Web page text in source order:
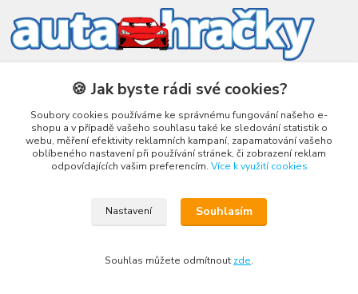
Honza Adámek
+420 775 231 066
(Po-Ne, 9-21 hod.)
honza@autahracky.cz
🍪 Jak byste rádi své cookies?
Soubory cookies používáme ke správnému fungování našeho e-
shopu a v případě vašeho souhlasu také ke sledování statistik o
webu, měření efektivity reklamních kampaní, zapamatování vašeho
oblíbeného nastavení při používání stránek, či zobrazení reklam
odpovídajících vašim preferencím. Více k využití cookies
Nastavení Souhlasím
Souhlas můžete odmítnout zde.